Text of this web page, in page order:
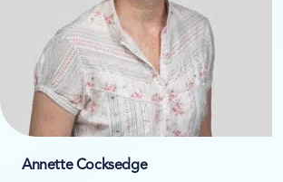
Annette Cocksedge